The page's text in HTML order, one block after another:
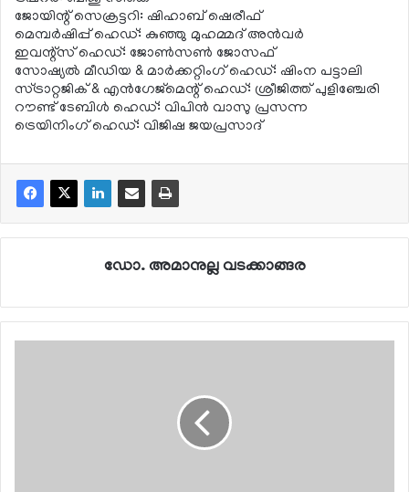
ജോയിന്റ് സെക്രട്ടറി: ഷിഹാബ് ഷെരീഫ്
മെമ്പര്‍ഷിപ്പ് ഹെഡ്: കുഞ്ഞു മുഹമ്മദ് അന്‍വര്‍
ഇവന്റ്സ് ഹെഡ്: ജോണ്‍സണ്‍ ജോസഫ്
സോഷ്യല്‍ മീഡിയ & മാര്‍ക്കറ്റിംഗ് ഹെഡ്: ഷിംന പട്ടാലി
സ്ട്രാറ്റജിക് & എന്‍ഗേജ്മെന്റ് ഹെഡ്: ശ്രീജിത്ത് പുളിഞ്ചേരി
റൗണ്ട് ടേബിള്‍ ഹെഡ്: വിപിന്‍ വാസു പ്രസന്ന
ട്രെയിനിംഗ് ഹെഡ്: വിജിഷ ജയപ്രസാദ്
ഡോ. അമാനുല്ല വടക്കാങ്ങര